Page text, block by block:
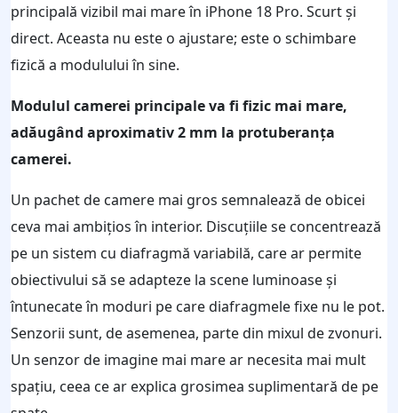
principală vizibil mai mare în iPhone 18 Pro. Scurt și
direct. Aceasta nu este o ajustare; este o schimbare
fizică a modulului în sine.
Modulul camerei principale va fi fizic mai mare,
adăugând aproximativ 2 mm la protuberanța
camerei.
Un pachet de camere mai gros semnalează de obicei
ceva mai ambițios în interior. Discuțiile se concentrează
pe un sistem cu diafragmă variabilă, care ar permite
obiectivului să se adapteze la scene luminoase și
întunecate în moduri pe care diafragmele fixe nu le pot.
Senzorii sunt, de asemenea, parte din mixul de zvonuri.
Un senzor de imagine mai mare ar necesita mai mult
spațiu, ceea ce ar explica grosimea suplimentară de pe